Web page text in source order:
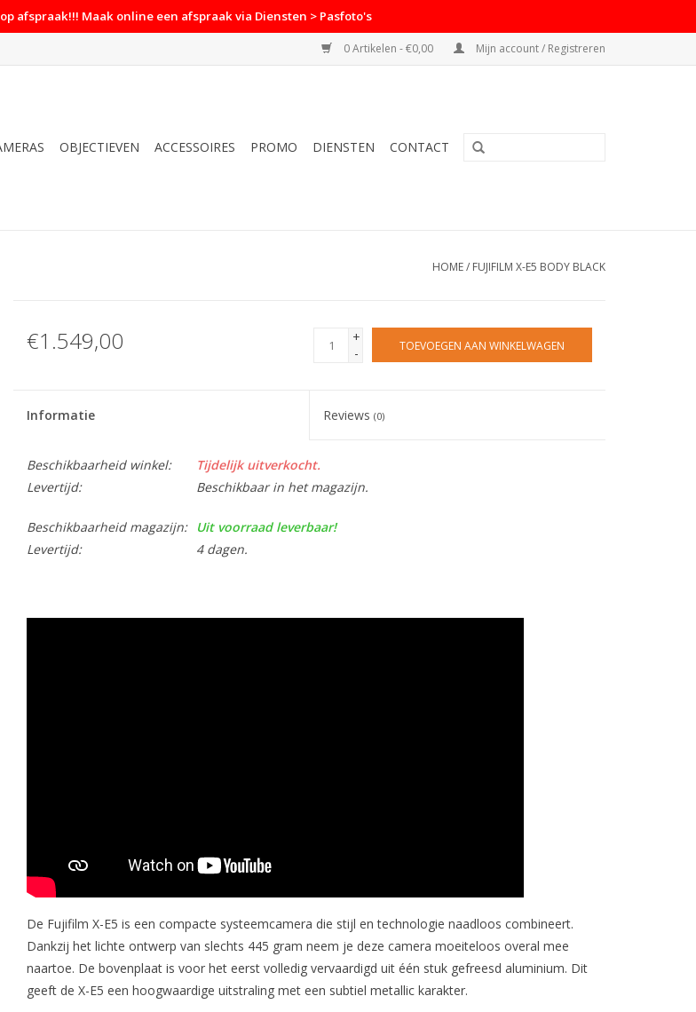
afspraak!!! Maak online een afspraak via Diensten > Pasfoto's
0 Artikelen - €0,00 Mijn account / Registreren
OBJECTIEVEN ACCESSOIRES PROMO DIENSTEN CONTACT
HOME/ FUJIFILM X-E5 BODY BLACK
€1.549,00
+
-
TOEVOEGEN AAN WINKELWAGEN
Informatie Reviews(0)
Beschikbaarheid winkel:
Tijdelijk uitverkocht.
Levertijd:
Beschikbaar in het magazijn.
Beschikbaarheid magazijn:
Uit voorraad leverbaar!
Levertijd:
4 dagen.
De Fujifilm X-E5 is een compacte systeemcamera die stijl en technologie naadloos combineert.
Dankzij het lichte ontwerp van slechts 445 gram neem je deze camera moeiteloos overal mee
naartoe. De bovenplaat is voor het eerst volledig vervaardigd uit één stuk gefreesd aluminium. Dit
geeft de X-E5 een hoogwaardige uitstraling met een subtiel metallic karakter.